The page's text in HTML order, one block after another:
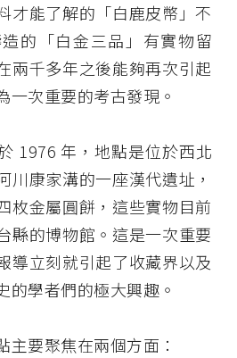
才能了解的「白鹿皮幣」不
的「白金三品」有實物留
兩千多年之後能夠再次引起
一次重要的考古發現。
1976 年，地點是位於西北
川康家溝的一座漢代遺址，
枚金屬圓餅，這些實物目前
縣的博物館。這是一次重要
導立刻就引起了收藏界以及
的學者們的極大興趣。
主要聚焦在兩個方面：